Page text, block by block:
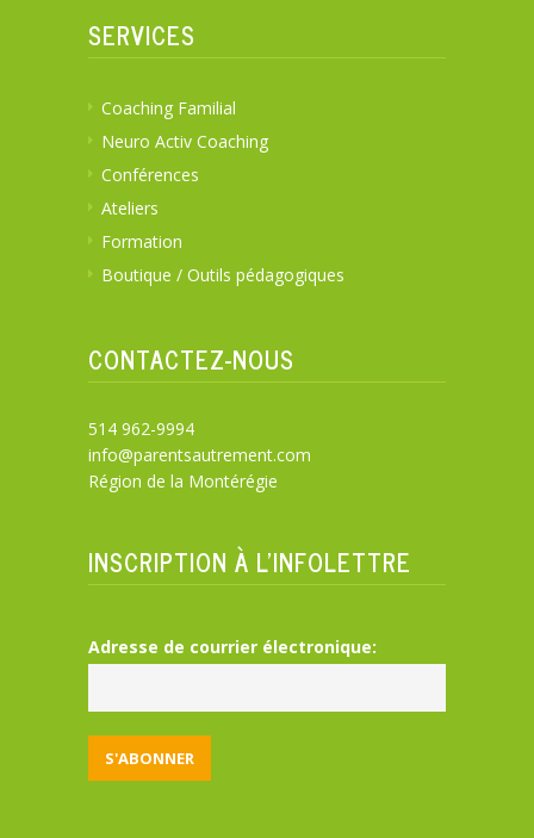
SERVICES
Coaching Familial
Neuro Activ Coaching
Conférences
Ateliers
Formation
Boutique / Outils pédagogiques
CONTACTEZ-NOUS
514 962-9994
info@parentsautrement.com
Région de la Montérégie
INSCRIPTION À L’INFOLETTRE
Adresse de courrier électronique: